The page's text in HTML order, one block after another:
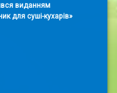
виданням
для суші-кухарів»